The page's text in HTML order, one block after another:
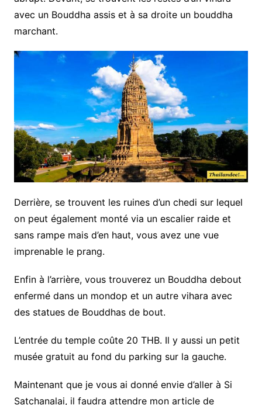
avec un Bouddha assis et à sa droite un bouddha
marchant.
Derrière, se trouvent les ruines d’un chedi sur lequel
on peut également monté via un escalier raide et
sans rampe mais d’en haut, vous avez une vue
imprenable le prang.
Enfin à l’arrière, vous trouverez un Bouddha debout
enfermé dans un mondop et un autre vihara avec
des statues de Bouddhas de bout.
L’entrée du temple coûte 20 THB. Il y aussi un petit
musée gratuit au fond du parking sur la gauche.
Maintenant que je vous ai donné envie d’aller à Si
Satchanalai, il faudra attendre mon article de